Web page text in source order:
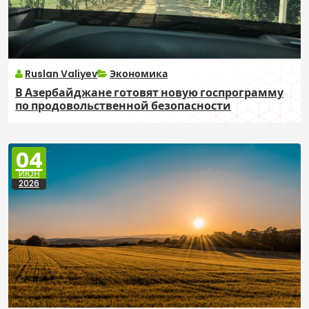
Ruslan Valiyev Экономика
В Азербайджане готовят новую госпрограмму
по продовольственной безопасности
04
ИЮН
2026